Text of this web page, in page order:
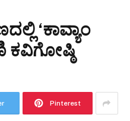
‘ಕಾವ್ಯಾಂ
ಕವಿಗೋಷ್ಠಿ
Pinterest